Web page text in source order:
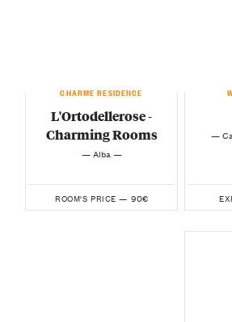
CHARME RESIDENCE
L'Ortodellerose -
Charming Rooms
— Alba —
ROOM'S PRICE — 90€
—